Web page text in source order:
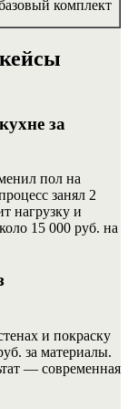
комплект
за
пол на
занял 2
нагрузку и
15 000 руб. на
и покраску
за материалы.
— современная